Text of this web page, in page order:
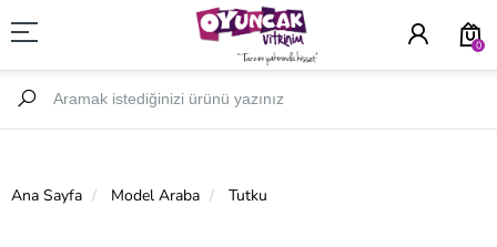
0
Ana Sayfa Model Araba Tutku